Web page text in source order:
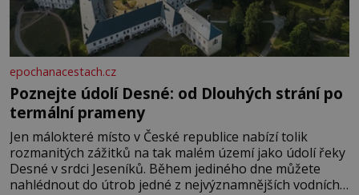
epochanacestach.cz
Poznejte údolí Desné: od Dlouhých strání po
termální prameny
Jen málokteré místo v České republice nabízí tolik
rozmanitých zážitků na tak malém území jako údolí řeky
Desné v srdci Jeseníků. Během jediného dne můžete
nahlédnout do útrob jedné z nejvýznamnějších vodních